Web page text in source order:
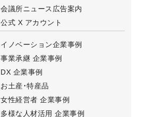
会議所ニュース広告案内
公式 X アカウント
イノベーション企業事例
事業承継 企業事例
DX 企業事例
お土産・特産品
女性経営者 企業事例
多様な人材活用 企業事例